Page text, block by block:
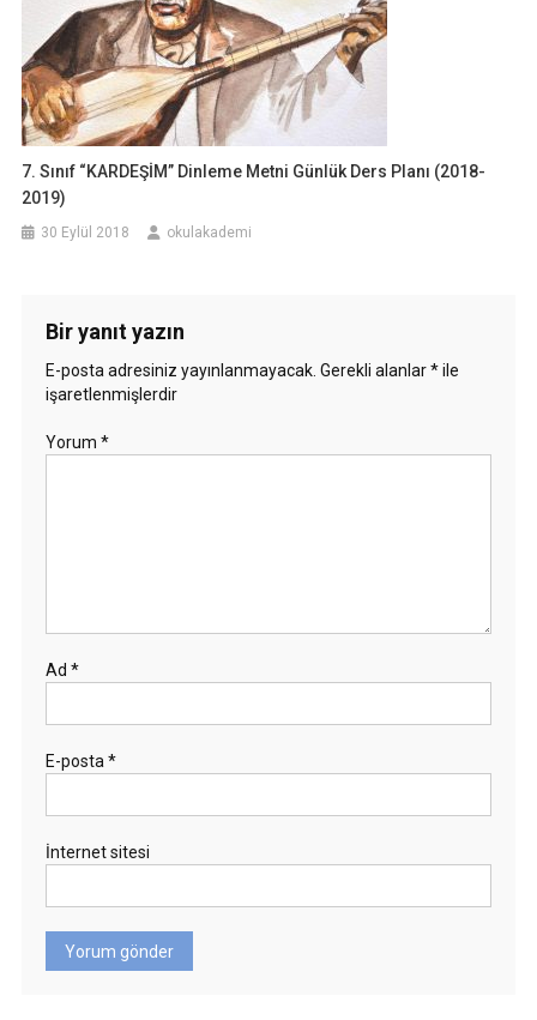
7. Sınıf “KARDEŞİM” Dinleme Metni Günlük Ders Planı (2018-
2019)
30 Eylül 2018 okulakademi
Bir yanıt yazın
E-posta adresiniz yayınlanmayacak. Gerekli alanlar*ile
işaretlenmişlerdir
Yorum *
Ad *
E-posta *
İnternet sitesi